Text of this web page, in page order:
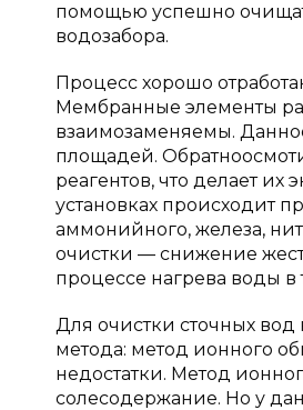
помощью успешно
водозабора.
Процесс хорошо
Мембранные элементы
взаимозаменяемы.
площадей.
реагентов, что делает
установках происходит
аммонийного, железа,
очистки — снижение
процессе нагрева воды
Для очистки сточных
метода: метод ионного
недостатки. Метод
солесодержание. Но у